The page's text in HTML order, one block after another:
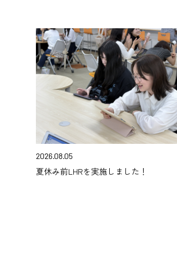
2026.08.05
夏休み前LHRを実施しました！